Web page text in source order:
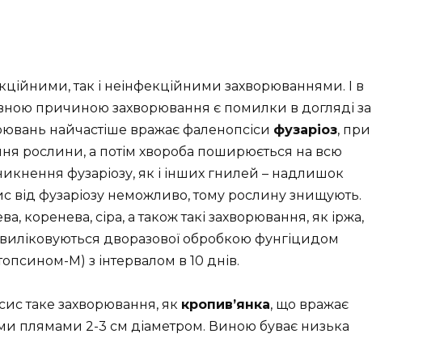
так і неінфекційними захворюваннями. І в
причиною захворювання є помилки в догляді за
найчастіше вражає фаленопсіси фузаріоз, при
рослини, а потім хвороба поширюється на всю
фузаріозу, як і інших гнилей – надлишок
від фузаріозу неможливо, тому рослину знищують.
коренева, сіра, а також такі захворювання, як іржа,
виліковуються дворазової обробкою фунгіцидом
М) з інтервалом в 10 днів.
таке захворювання, як кропив’янка, що вражає
плямами 2-3 см діаметром. Виною буває низька